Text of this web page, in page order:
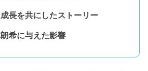
長を共にしたストーリー
希に与えた影響